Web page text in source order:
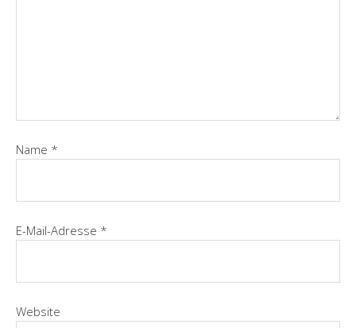
Name *
E-Mail-Adresse *
Website